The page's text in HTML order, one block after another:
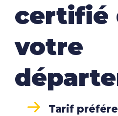
certifié
votre
Tarif